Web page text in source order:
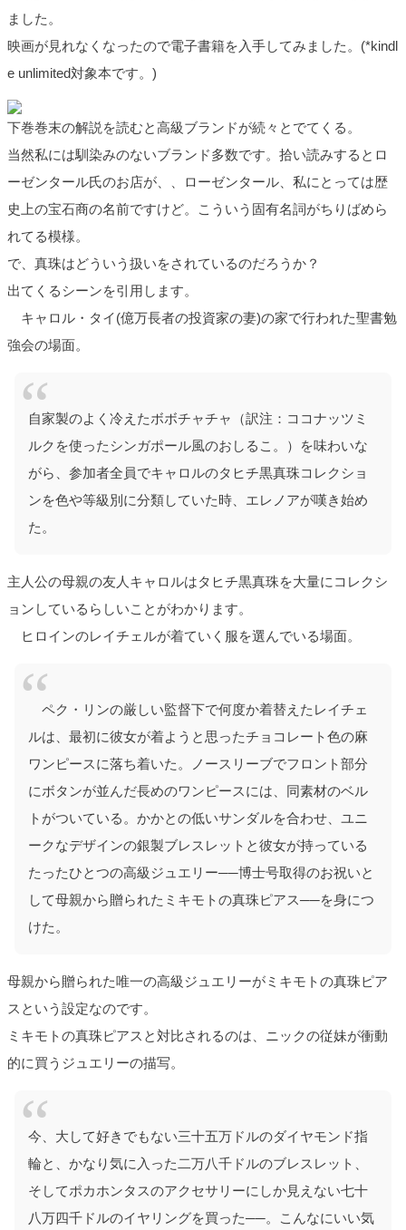
ました。
映画が見れなくなったので電子書籍を入手してみました。(*kindl
e unlimited対象本です。)
下巻巻末の解説を読むと高級ブランドが続々とでてくる。
当然私には馴染みのないブランド多数です。拾い読みするとロ
ーゼンタール氏のお店が、、ローゼンタール、私にとっては歴
史上の宝石商の名前ですけど。こういう固有名詞がちりばめら
れてる模様。
で、真珠はどういう扱いをされているのだろうか？
出てくるシーンを引用します。
キャロル・タイ(億万長者の投資家の妻)の家で行われた聖書勉
強会の場面。
自家製のよく冷えたボボチャチャ（訳注：ココナッツミ
ルクを使ったシンガポール風のおしるこ。）を味わいな
がら、参加者全員でキャロルのタヒチ黒真珠コレクショ
ンを色や等級別に分類していた時、エレノアが嘆き始め
た。
主人公の母親の友人キャロルはタヒチ黒真珠を大量にコレクシ
ョンしているらしいことがわかります。
ヒロインのレイチェルが着ていく服を選んでいる場面。
ペク・リンの厳しい監督下で何度か着替えたレイチェ
ルは、最初に彼女が着ようと思ったチョコレート色の麻
ワンピースに落ち着いた。ノースリーブでフロント部分
にボタンが並んだ長めのワンピースには、同素材のベル
トがついている。かかとの低いサンダルを合わせ、ユニ
ークなデザインの銀製ブレスレットと彼女が持っている
たったひとつの高級ジュエリー──博士号取得のお祝いと
して母親から贈られたミキモトの真珠ピアス──を身につ
けた。
母親から贈られた唯一の高級ジュエリーがミキモトの真珠ピア
スという設定なのです。
ミキモトの真珠ピアスと対比されるのは、ニックの従妹が衝動
的に買うジュエリーの描写。
今、大して好きでもない三十五万ドルのダイヤモンド指
輪と、かなり気に入った二万八千ドルのブレスレット、
そしてポカホンタスのアクセサリーにしか見えない七十
八万四千ドルのイヤリングを買った──。こんなにいい気